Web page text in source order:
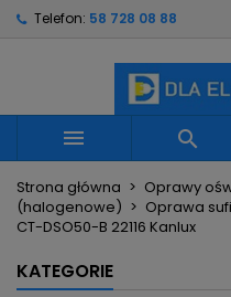
Telefon: 58 728 08 88
 
Strona główna Oprawy
(halogenowe)
Oprawa
CT-DSO50-B 22116 Kanlux
KATEGORIE
Utwórz nową listę
Nazwa listy życzeń
Musisz być
swojej liście życzeń.